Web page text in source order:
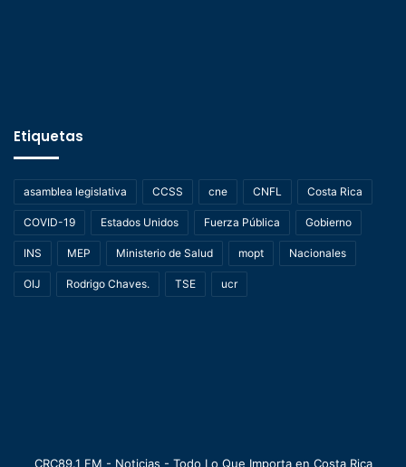
Etiquetas
asamblea legislativa CCSS cne CNFL Costa Rica
COVID-19 Estados Unidos Fuerza Pública Gobierno
INS MEP Ministerio de Salud mopt Nacionales
OIJ Rodrigo Chaves. TSE ucr
CRC89.1 FM - Noticias - Todo Lo Que Importa en Costa Rica